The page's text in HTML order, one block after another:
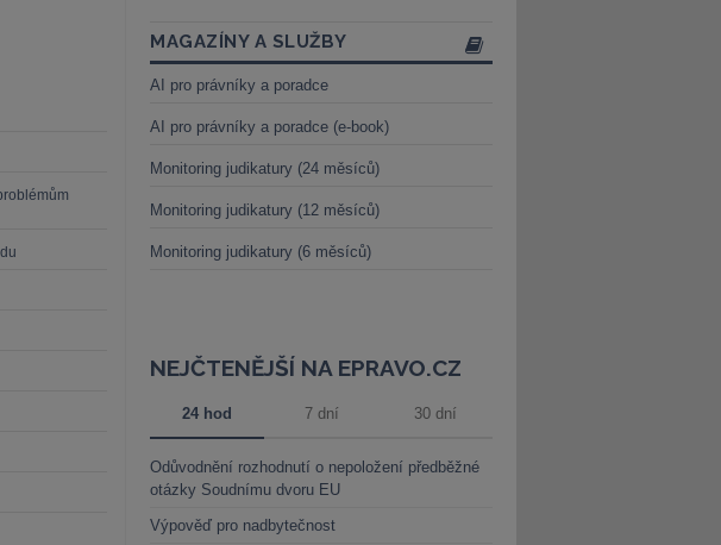
MAGAZÍNY A SLUŽBY
AI pro právníky a poradce
AI pro právníky a poradce (e-book)
Monitoring judikatury (24 měsíců)
Monitoring judikatury (12 měsíců)
Monitoring judikatury (6 měsíců)
NEJČTENĚJŠÍ NA EPRAVO.CZ
24 hod 7 dní 30 dní
Odůvodnění rozhodnutí o nepoložení předběžné
otázky Soudnímu dvoru EU
Výpověď pro nadbytečnost